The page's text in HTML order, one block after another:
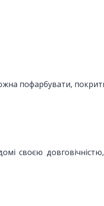
пофарбувати,
своєю